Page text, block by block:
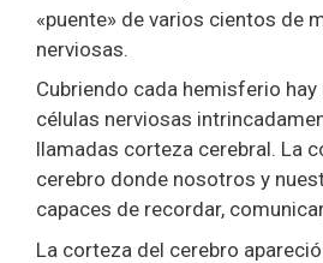
«puente» de varios cientos de
nerviosas.
Cubriendo cada hemisferio hay
células nerviosas
llamadas corteza cerebral. La
cerebro donde nosotros y
capaces de recordar,
La corteza del cerebro